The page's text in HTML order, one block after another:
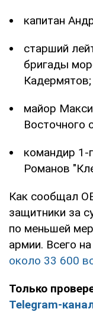
капитан
старший
бригады
Кадермятов;
майор
Восточного
командир 1-
Романов
Как сообщал
защитники за
по меньшей
армии. Всего
около 33 600
Только
Telegram-